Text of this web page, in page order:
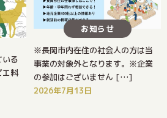
る
エ料
お知らせ
※長岡市内在住の社会人の方は当
事業の対象外となります。※企業
の参加はございません […]
2026年7月13日